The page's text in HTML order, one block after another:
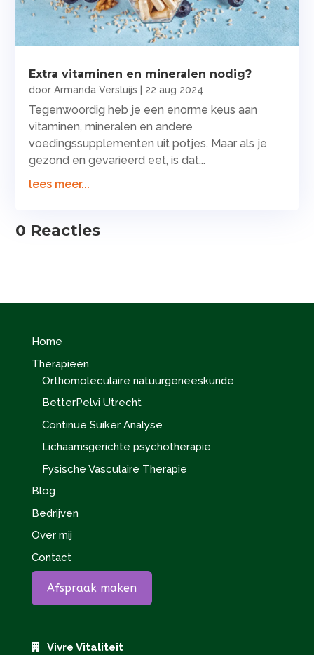
Extra vitaminen en mineralen nodig?
doorArmanda Versluijs 22 aug 2024
Tegenwoordig heb je een enorme keus aan
vitaminen, mineralen en andere
voedingssupplementen uit potjes. Maar als je
gezond en gevarieerd eet, is dat...
lees meer...
0 Reacties
Home
Therapieën
Orthomoleculaire natuurgeneeskunde
BetterPelvi Utrecht
Continue Suiker Analyse
Lichaamsgerichte psychotherapie
Fysische Vasculaire Therapie
Blog
Bedrijven
Over mij
Contact
Afspraak maken
Vivre Vitaliteit